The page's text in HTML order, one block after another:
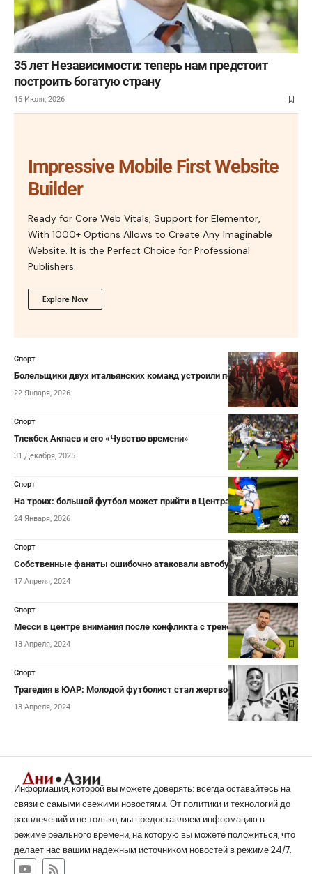
35 лет Независимости: теперь нам предстоит
построить богатую страну
16 Июля, 2026
Impressive Mobile First Website
Builder
Ready for Core Web Vitals, Support for Elementor,
With 1000+ Options Allows to Create Any Imaginable
Website. It is the Perfect Choice for Professional
Publishers.
Explore Now
Спорт
Болельщики двух итальянских команд устроили потасовку
22 Января, 2026
Спорт
Тлекбек Акпаев и его «Чувство времени»
31 Декабря, 2025
Спорт
На троих: большой футбол может прийти в Центральную Азию
24 Января, 2026
Спорт
Собственные фанаты ошибочно атаковали автобус «Барселоны»
17 Апреля, 2024
Спорт
Месси в центре внимания после конфликта с тренером
13 Апреля, 2024
Спорт
Трагедия в ЮАР: Молодой футболист стал жертвой угонщиков
13 Апреля, 2024
Информация, которой вы можете доверять: всегда оставайтесь на
связи с самыми свежими новостями. От политики и технологий до
развлечений и не только, мы предоставляем информацию в
режиме реального времени, на которую вы можете положиться, что
делает нас вашим надежным источником новостей в режиме 24/7.